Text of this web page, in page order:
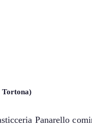
Tortona)
Panarello